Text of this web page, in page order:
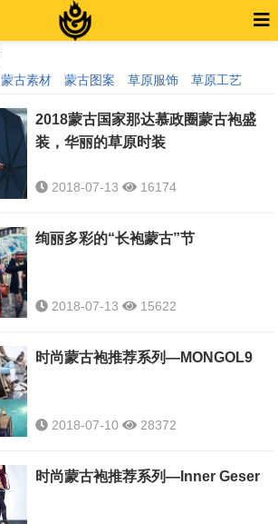
蒙古素材 蒙古图案 草原服饰 草原工艺
2018蒙古国家那达慕政圈蒙古袍盛
装，华丽的草原时装
2018-07-13 16174
绚丽多彩的“长袍蒙古”节
2018-07-13 15622
时尚蒙古袍推荐系列—MONGOL9
2018-07-10 28372
时尚蒙古袍推荐系列—Inner Geser